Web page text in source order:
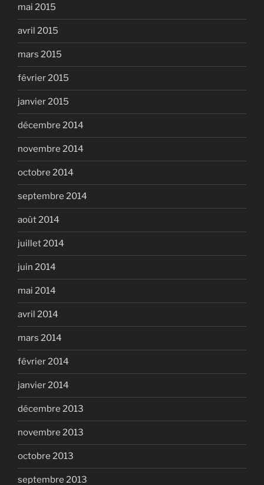
mai 2015
avril 2015
mars 2015
février 2015
janvier 2015
décembre 2014
novembre 2014
octobre 2014
septembre 2014
août 2014
juillet 2014
juin 2014
mai 2014
avril 2014
mars 2014
février 2014
janvier 2014
décembre 2013
novembre 2013
octobre 2013
septembre 2013